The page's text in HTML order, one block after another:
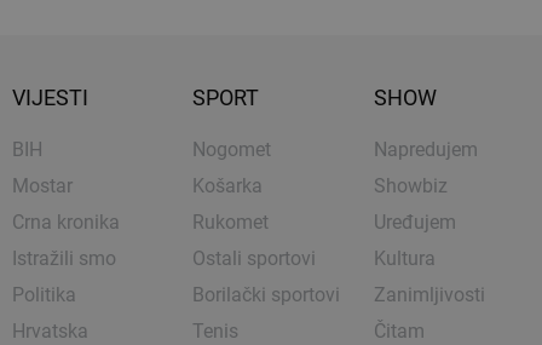
VIJESTI
BIH
Mostar
Crna kronika
Istražili smo
Politika
Hrvatska
SPORT
Nogomet
Košarka
Rukomet
Ostali sportovi
Borilački sportovi
Tenis
SHOW
Napredujem
Showbiz
Uređujem
Kultura
Zanimljivosti
Čitam